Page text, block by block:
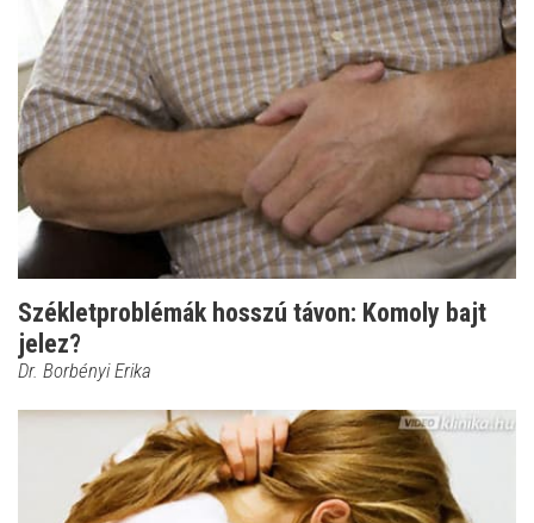
Székletproblémák hosszú távon: Komoly bajt
jelez?
Dr. Borbényi Erika